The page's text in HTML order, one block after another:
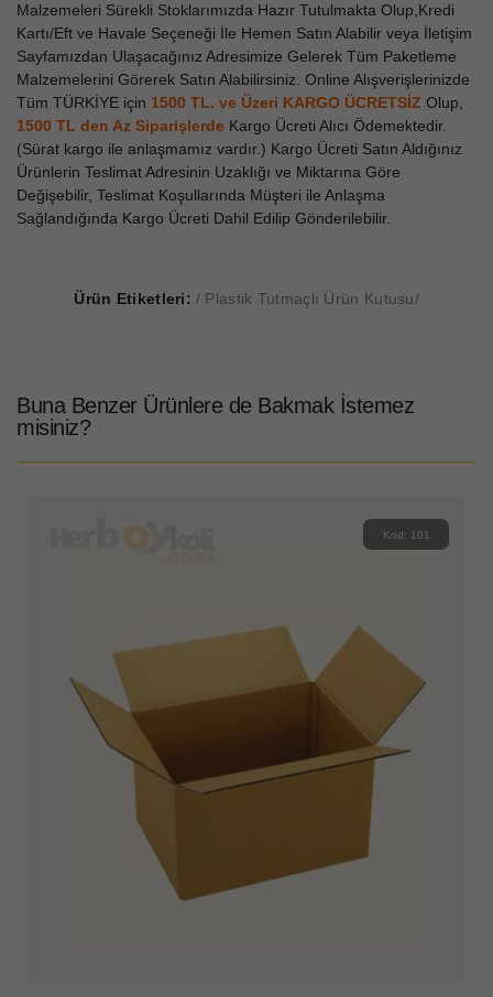
Malzemeleri Sürekli Stoklarımızda Hazır Tutulmakta Olup,Kredi
Kartı/Eft ve Havale Seçeneği İle Hemen Satın Alabilir veya İletişim
Sayfamızdan Ulaşacağınız Adresimize Gelerek Tüm Paketleme
Malzemelerini Görerek Satın Alabilirsiniz. Online Alışverişlerinizde
Tüm TÜRKİYE için 1500 TL. ve Üzeri KARGO ÜCRETSİZ Olup,
1500 TL den Az Siparişlerde Kargo Ücreti Alıcı Ödemektedir.
(Sürat kargo ile anlaşmamız vardır.) Kargo Ücreti Satın Aldığınız
Ürünlerin Teslimat Adresinin Uzaklığı ve Miktarına Göre
Değişebilir, Teslimat Koşullarında Müşteri ile Anlaşma
Sağlandığında Kargo Ücreti Dahil Edilip Gönderilebilir.
Ürün Etiketleri: Plastik Tutmaçlı Ürün Kutusu
Buna Benzer Ürünlere de Bakmak İstemez
misiniz?
Kod: 101